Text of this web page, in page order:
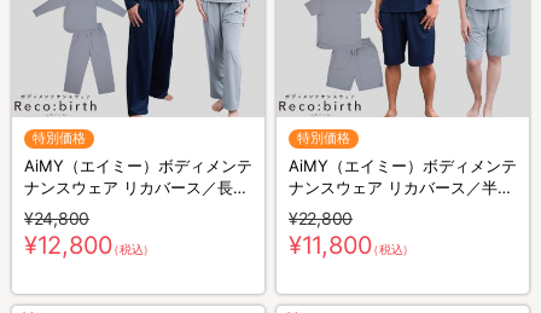
特別価格
AiMY（エイミー）ボディメンテ
ナンスウェア リカバース／長袖
長ズボン／上下セット／リカバ
リーウェア
¥24,800
¥12,800（税込）
特別価格
AiMY（エイミー）ボディメンテ
ナンスウェア リカバース／半袖
半ズボン／上下セット／リカバ
リーウェア
¥22,800
¥11,800（税込）